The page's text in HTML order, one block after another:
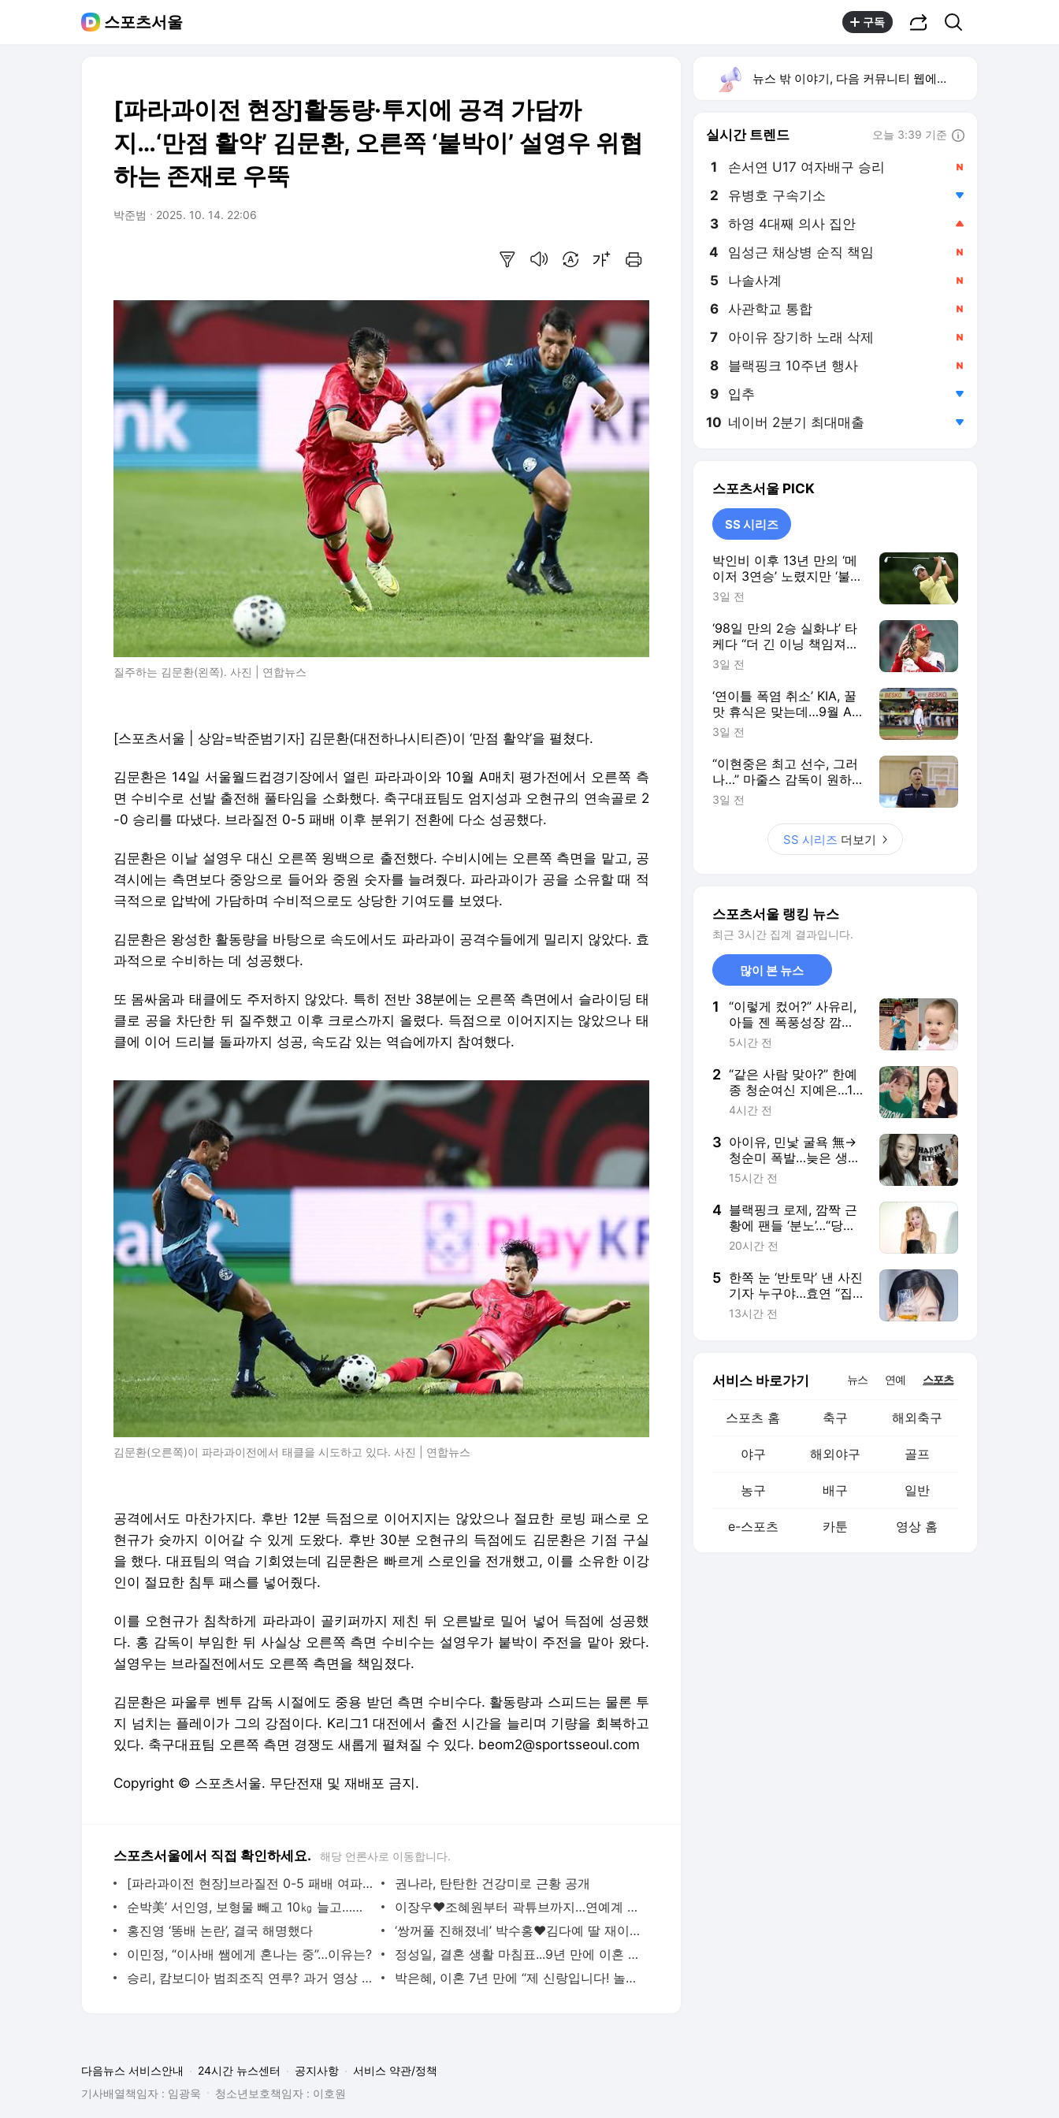
스포츠서울 구독
[파라과이전 현장]활동량·투지에 공격 가담까
지…‘만점 활약’ 김문환, 오른쪽 ‘붙박이’ 설영우 위협
하는 존재로 우뚝
박준범 2025. 10. 14. 22:06
질주하는 김문환(왼쪽). 사진 | 연합뉴스
[스포츠서울 | 상암=박준범기자] 김문환(대전하나시티즌)이 ‘만점 활약’을 펼쳤다.
김문환은 14일 서울월드컵경기장에서 열린 파라과이와 10월 A매치 평가전에서 오른쪽 측
면 수비수로 선발 출전해 풀타임을 소화했다. 축구대표팀도 엄지성과 오현규의 연속골로 2
-0 승리를 따냈다. 브라질전 0-5 패배 이후 분위기 전환에 다소 성공했다.
김문환은 이날 설영우 대신 오른쪽 윙백으로 출전했다. 수비시에는 오른쪽 측면을 맡고, 공
격시에는 측면보다 중앙으로 들어와 중원 숫자를 늘려줬다. 파라과이가 공을 소유할 때 적
극적으로 압박에 가담하며 수비적으로도 상당한 기여도를 보였다.
김문환은 왕성한 활동량을 바탕으로 속도에서도 파라과이 공격수들에게 밀리지 않았다. 효
과적으로 수비하는 데 성공했다.
또 몸싸움과 태클에도 주저하지 않았다. 특히 전반 38분에는 오른쪽 측면에서 슬라이딩 태
클로 공을 차단한 뒤 질주했고 이후 크로스까지 올렸다. 득점으로 이어지지는 않았으나 태
클에 이어 드리블 돌파까지 성공, 속도감 있는 역습에까지 참여했다.
김문환(오른쪽)이 파라과이전에서 태클을 시도하고 있다. 사진 | 연합뉴스
공격에서도 마찬가지다. 후반 12분 득점으로 이어지지는 않았으나 절묘한 로빙 패스로 오
현규가 슛까지 이어갈 수 있게 도왔다. 후반 30분 오현규의 득점에도 김문환은 기점 구실
을 했다. 대표팀의 역습 기회였는데 김문환은 빠르게 스로인을 전개했고, 이를 소유한 이강
인이 절묘한 침투 패스를 넣어줬다.
이를 오현규가 침착하게 파라과이 골키퍼까지 제친 뒤 오른발로 밀어 넣어 득점에 성공했
다. 홍 감독이 부임한 뒤 사실상 오른쪽 측면 수비수는 설영우가 붙박이 주전을 맡아 왔다.
설영우는 브라질전에서도 오른쪽 측면을 책임졌다.
김문환은 파울루 벤투 감독 시절에도 중용 받던 측면 수비수다. 활동량과 스피드는 물론 투
지 넘치는 플레이가 그의 강점이다. K리그1 대전에서 출전 시간을 늘리며 기량을 회복하고
있다. 축구대표팀 오른쪽 측면 경쟁도 새롭게 펼쳐질 수 있다. beom2@sportsseoul.com
Copyright © 스포츠서울. 무단전재 및 재배포 금지.
스포츠서울에서 직접 확인하세요. 해당 언론사로 이동합니다.
[파라과이전 현장]브라질전 0-5 패배 여파? 상암에서 열린 ‘A매치’ 맞나…손흥민·이강인 출전
권나라, 탄탄한 건강미로 근황 공개
순박美’ 서인영, 보형물 빼고 10㎏ 늘고…편안한 솔직 민낯
이장우♥조혜원부터 곽튜브까지…연예계 결혼 러시 [SS연예프리즘]
홍진영 ‘똥배 논란’, 결국 해명했다
‘쌍꺼풀 진해졌네’ 박수홍♥김다예 딸 재이, 첫 돌 맞아 폭풍 성장
이민정, “이사배 쌤에게 혼나는 중”…이유는?
정성일, 결혼 생활 마침표...9년 만에 이혼 [공식]
승리, 캄보디아 범죄조직 연루? 과거 영상 재조명
박은혜, 이혼 7년 만에 “제 신랑입니다! 놀라지 마세요!”
뉴스 밖 이야기, 다음 커뮤니티 웹에서 보기
실시간 트렌드 오늘 3:39 기준
1 손서연 U17 여자배구 승리
2 유병호 구속기소
3 하영 4대째 의사 집안
4 임성근 채상병 순직 책임
5 나솔사계
6 사관학교 통합
7 아이유 장기하 노래 삭제
8 블랙핑크 10주년 행사
9 입추
10 네이버 2분기 최대매출
스포츠서울 PICK
SS 시리즈
박인비 이후 13년 만의 ‘메
이저 3연승’ 노렸지만 ‘불
발’…유해란, AIG 여자오픈
3일 전
‘98일 만의 2승 실화냐’ 타
케다 “더 긴 이닝 책임져
야…후반기엔 기대에 보답
3일 전
‘연이틀 폭염 취소’ KIA, 꿀
맛 휴식은 맞는데…9월 AG
생각하면 또 ‘찜찜’ [SS시선
3일 전
“이현중은 최고 선수, 그러
나…” 마줄스 감독이 원하
는 농구는 ‘따로’ 있다 [SS
3일 전
SS 시리즈 더보기
스포츠서울 랭킹 뉴스
최근 3시간 집계 결과입니다.
많이 본 뉴스
1
“이렇게 컸어?” 사유리,
아들 젠 폭풍성장 깜짝
근황...‘5개 국어’ 천재
5시간 전
2 “같은 사람 맞아?” 한예
종 청순여신 지예은…12
년 뒤 얼굴도 인생도 ‘웃
4시간 전
3 아이유, 민낯 굴욕 無→
청순미 폭발…늦은 생일
파티까지 일상 대방출
15시간 전
4 블랙핑크 로제, 깜짝 근
황에 팬들 ‘분노’…“당장
한국으로 돌아가라”
20시간 전
5 한쪽 눈 ‘반토막’ 낸 사진
기자 누구야…효연 “집
주소 삽니다” 찾아갈 기
13시간 전
서비스 바로가기 뉴스 연예 스포츠
스포츠 홈 축구 해외축구
야구 해외야구 골프
농구 배구 일반
e-스포츠 카툰 영상 홈
다음뉴스 서비스안내 24시간 뉴스센터 공지사항
서비스 약관/정책
기사배열책임자 : 임광욱
청소년보호책임자 : 이호원